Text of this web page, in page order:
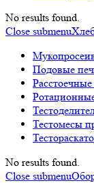
No results found.
Close submenu
Подовые
Тестомесы
No results found.
Close submenu